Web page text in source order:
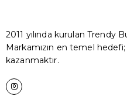
2011 yılında kurulan Trendy
Markamızın en temel
kazanmaktır.